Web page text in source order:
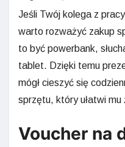
Jeśli Twój kolega z
warto rozważyć zakup
to być powerbank,
tablet. Dzięki temu
mógł cieszyć się
sprzętu, który ułatwi mu
Voucher na